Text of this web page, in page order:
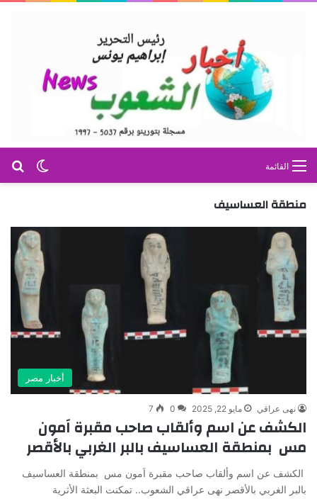
الوضع القائمة
منطقة العساسيف
أخبار مصر
نهى عراقي مايو 22, 2025 0
7
الكشف عن اسم وألقاب صاحب مقبرة اَمون
مس بمنطقة العساسيف بالبر الغربي بالأقصر
الكشف عن اسم وألقاب صاحب مقبرة اَمون مس بمنطقة العساسيف
بالبر الغربي بالأقصر نهى عراقي الشعوب.. تمكنت البعثة الأثرية